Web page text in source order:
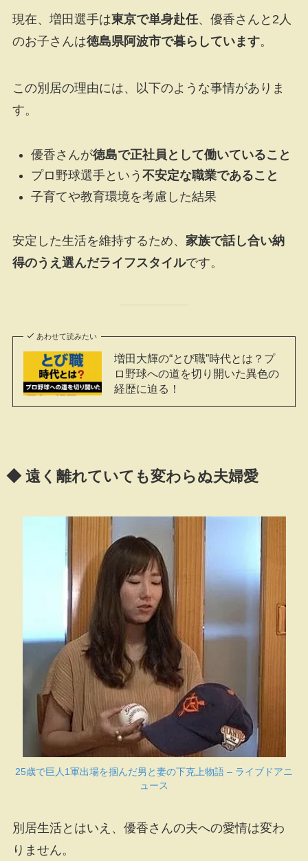
現在、増田選手は東京で単身赴任、優香さんと2人
のお子さんは徳島県阿波市で暮らしています。
この別居の理由には、以下のような事情がありま
す。
優香さんが徳島で正社員として働いていること
プロ野球選手という 不安定な職業であること
子育てや教育環境を考慮した結果
安定した生活を維持するため、 家族で話し合い納
得のうえ選んだライフスタイルです。
あわせて読みたい
増田大輝の“とび職”時代とは？プ
ロ野球への道を切り開いた異色の
経歴に迫る！
◆ 遠く離れていても変わらぬ夫婦愛
25歳で巨人1軍出場を掴んだ男と妻の下克上物語 – ライブドアニ
ュース
別居生活とはいえ、優香さんの夫への愛情は変わ
りません。